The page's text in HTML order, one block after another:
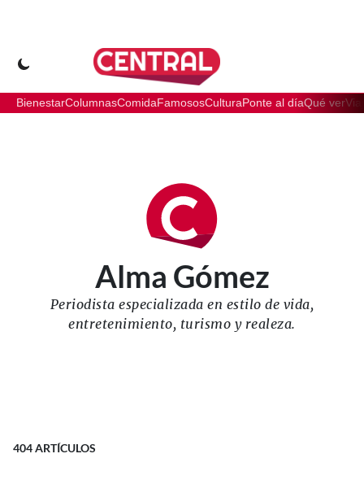
BienestarColumnasComidaFamososCulturaPonte al díaQué ver
Alma Gómez
Periodista especializada en estilo de vida,
entretenimiento, turismo y realeza.
404ARTÍCULOS